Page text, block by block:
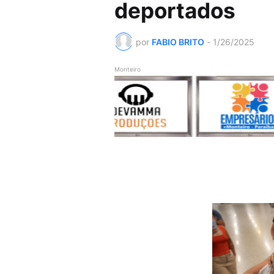
deportados
por FABIO BRITO - 1/26/2025
Monteiro